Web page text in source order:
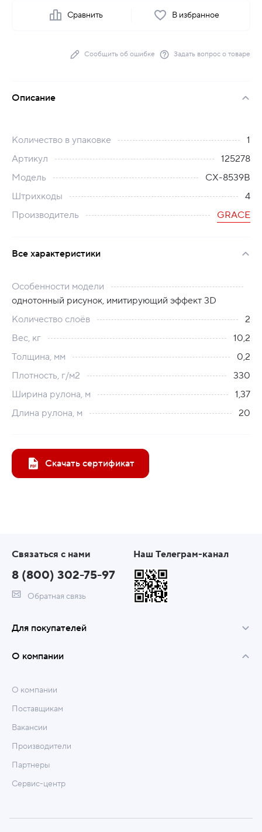
Сравнить В избранное
Сообщить об ошибке Задать вопрос о товаре
Описание
Количество в упаковке
1
Артикул
125278
Модель
CХ-8539B
Штрихкоды
4
Производитель
GRACE
Все характеристики
Особенности модели
однотонный рисунок, имитирующий эффект 3D
Количество слоёв
2
Вес, кг
10,2
Толщина, мм
0,2
Плотность, г/м2
330
Ширина рулона, м
1,37
Длина рулона, м
20
Скачать сертификат
Связаться с нами
8 (800) 302-75-97
Обратная связь
Наш Телеграм-канал
Для покупателей
О компании
О компании
Поставщикам
Вакансии
Производители
Партнеры
Сервис-центр